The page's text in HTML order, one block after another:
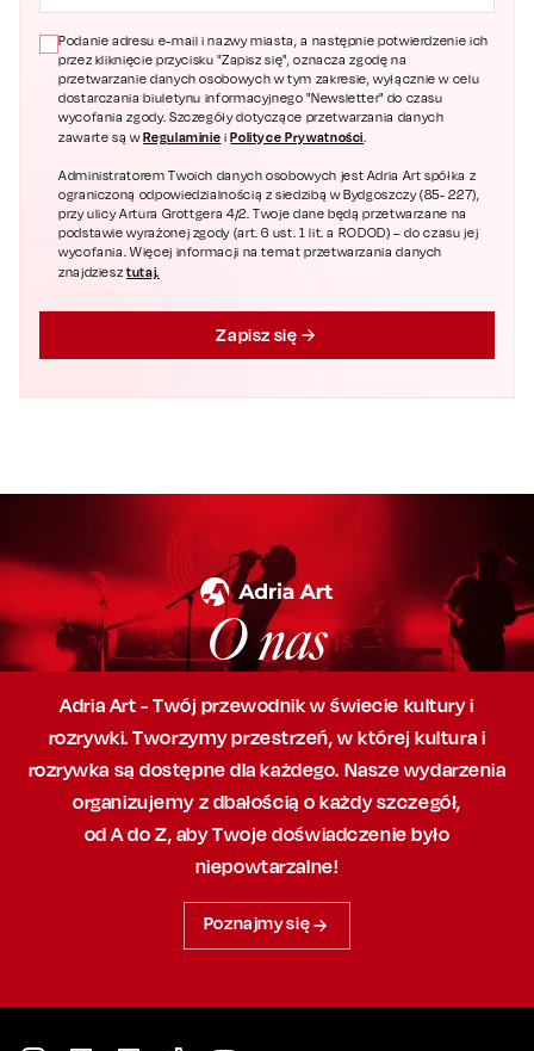
Podanie adresu e-mail i nazwy miasta, a następnie potwierdzenie ich
przez kliknięcie przycisku "Zapisz się", oznacza zgodę na
przetwarzanie danych osobowych w tym zakresie, wyłącznie w celu
dostarczania biuletynu informacyjnego "Newsletter" do czasu
wycofania zgody. Szczegóły dotyczące przetwarzania danych
zawarte są wRegulaminie i Polityce Prywatności.
Administratorem Twoich danych osobowych jest Adria Art spółka z
ograniczoną odpowiedzialnością z siedzibą w Bydgoszczy (85- 227),
przy ulicy Artura Grottgera 4/2. Twoje dane będą przetwarzane na
podstawie wyrażonej zgody (art. 6 ust. 1 lit. a RODOD) – do czasu jej
wycofania. Więcej informacji na temat przetwarzania danych
znajdziesztutaj.
Zapisz się
O nas
Adria Art - Twój przewodnik w świecie kultury i
rozrywki. Tworzymy przestrzeń,w której kultura i
rozrywka są dostępne dla każdego. Nasze wydarzenia
organizujemy z dbałością o każdy szczegół,
od A do Z, abyTwoje doświadczenie było
niepowtarzalne!
Poznajmy się